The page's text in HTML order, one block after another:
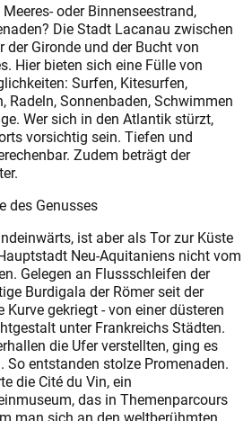
oder Binnenseestrand,
Die Stadt Lacanau zwischen
Gironde und der Bucht von
Hier bieten sich eine Fülle von
Surfen, Kitesurfen,
Radeln, Sonnenbaden, Schwimmen
Wer sich in den Atlantik stürzt,
vorsichtig sein. Tiefen und
Zudem beträgt der
des ­Genusses
ist aber als Tor zur Küste
Neu-Aquitaniens nicht vom
Gelegen an Flussschleifen der
Burdigala der Römer seit der
gekriegt - von einer düsteren
unter Frankreichs Städten.
die Ufer verstellten, ging es
So entstanden stolze Promenaden.
die Cité du Vin, ein
das in Themenparcours